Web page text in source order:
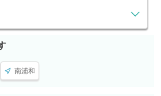
南浦和